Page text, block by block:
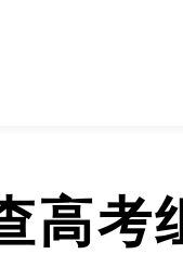
高考